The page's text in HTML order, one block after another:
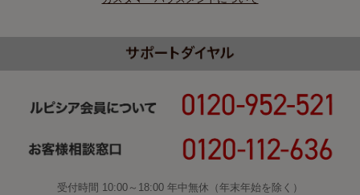
受付時間 10:00～18:00 年中無休（年末年始を除く）